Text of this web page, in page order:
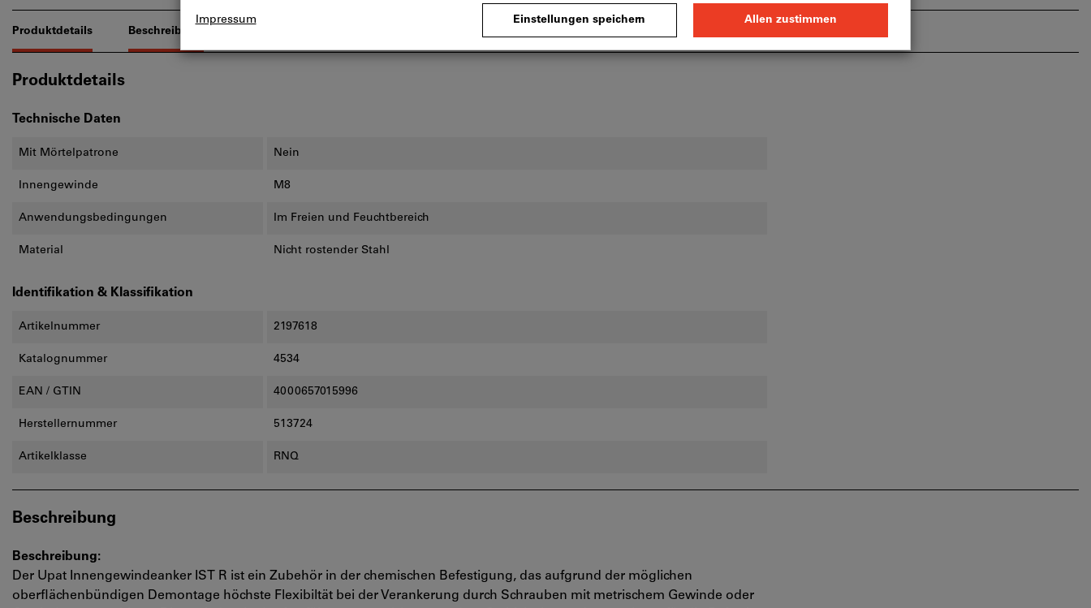
Produktdetails Beschreibung
Produktdetails
Technische Daten
Mit Mörtelpatrone Nein
Innengewinde M8
Anwendungsbedingungen Im Freien und Feuchtbereich
Material Nicht rostender Stahl
Identifikation & Klassifikation
Artikelnummer 2197618
Katalognummer 4534
EAN / GTIN 4000657015996
Herstellernummer 513724
Artikelklasse RNQ
Beschreibung
Beschreibung:
Der Upat Innengewindeanker IST R ist ein Zubehör in der chemischen Befestigung, das aufgrund der möglichen
oberflächenbündigen Demontage höchste Flexibiltät bei der Verankerung durch Schrauben mit metrischem Gewinde oder